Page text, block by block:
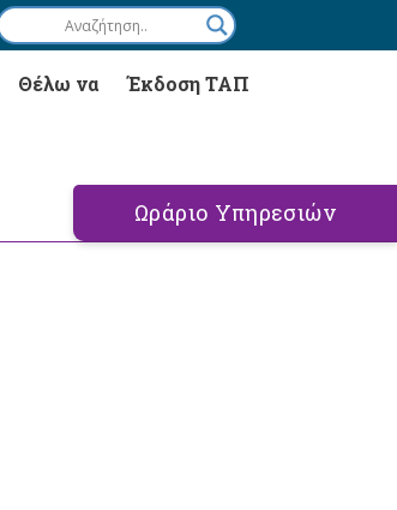
Θέλω να Έκδοση ΤΑΠ
Ωράριο Υπηρεσιών